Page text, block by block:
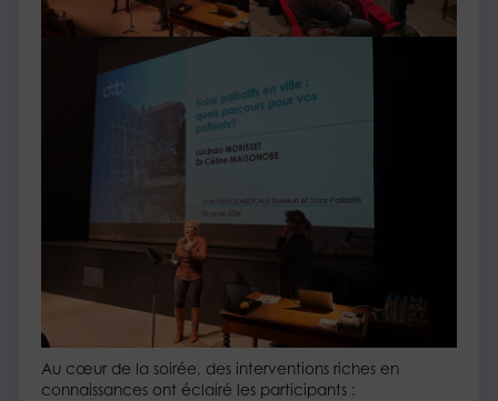
Au cœur de la soirée, des interventions riches en
connaissances ont éclairé les participants :